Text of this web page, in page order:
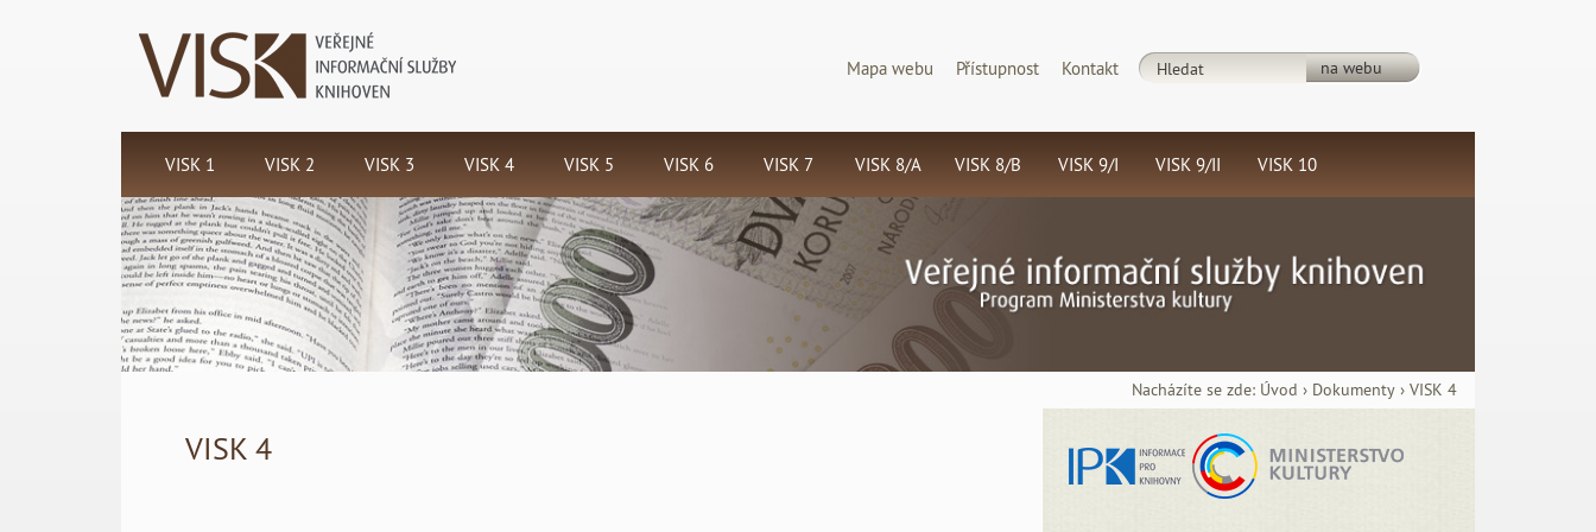
Mapa webu Přístupnost Kontakt
VISK 1
Koordinační
centrum
programu
VISK
VISK 2
Mimoškolní
vzdělávání
knihovníků
VISK 3
Informační
centra
veřejných
knihoven -
VISK 4
Národní
program
ochrany
knihovních
VISK 5
Národní
program
retrospektivní
konverze
VISK 6
Národní
program
zpřístupnění
VISK 7
Národní
program
digitalizace
a
VISK 8/A
Informační
zdroje
VISK 8/B
informační
brána a
Centrální
VISK 9/I
Souborného
ČR
souboru
VISK 9/II VISK 10
a občanské
v
Nacházíte se zde: Úvod › Dokumenty ›VISK 4
VISK 4